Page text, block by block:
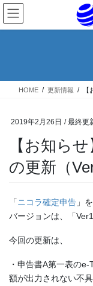
コ
ン
テ
ス
ナ
ビ
ゲ
ン
HOME 更新情報
2019年2月26日 / 最終更
【お知らせ】「ニコラ確定申告」
の更新（
「ニコラ確定申告 」
バージョンは、「
今回の更新は、
・申告書A第一表の
額が出力されない不